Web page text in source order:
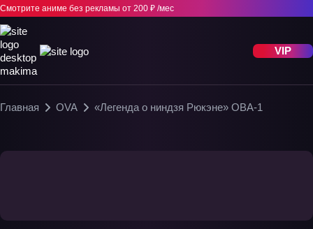
Смотрите аниме без рекламы от 200 ₽ /мес
VIP
Главная OVA «Легенда о ниндзя Рюкэне» ОВА-1